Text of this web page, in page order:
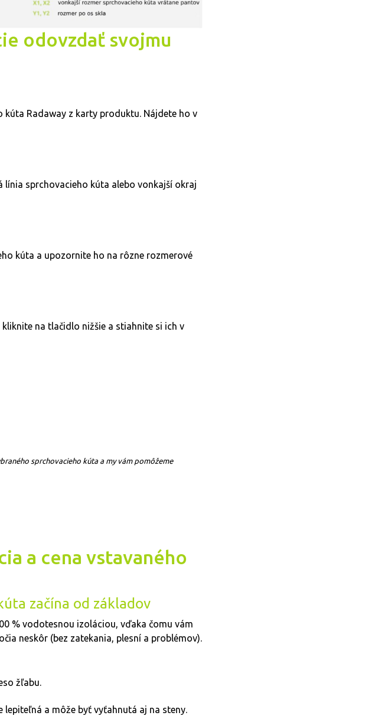
odovzdať svojmu
kúta Radaway z karty produktu. Nájdete ho v
línia sprchovacieho kúta alebo vonkajší okraj
kúta a upozornite ho na rôzne rozmerové
na tlačidlo nižšie a stiahnite si ich v
sprchovacieho kúta a my vám pomôžeme
a cena vstavaného
začína od základov
% vodotesnou izoláciou, vďaka čomu vám
neskôr (bez zatekania, plesní a problémov).
žľabu.
lepiteľná a môže byť vyťahnutá aj na steny.